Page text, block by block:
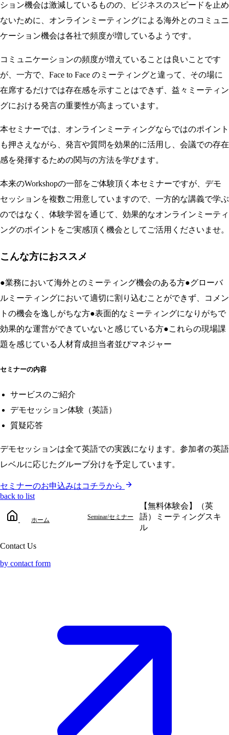
ション機会は激減しているものの、ビジネスのスピードを止め
ないために、オンラインミーティングによる海外とのコミュニ
ケーション機会は各社で頻度が増しているようです。
コミュニケーションの頻度が増えていることは良いことです
が、一方で、Face to Face のミーティングと違って、その場に
在席するだけでは存在感を示すことはできず、益々ミーティン
グにおける発言の重要性が高まっています。
本セミナーでは、オンラインミーティングならではのポイント
も押さえながら、発言や質問を効果的に活用し、会議での存在
感を発揮するための関与の方法を学びます。
本来のWorkshopの一部をご体験頂く本セミナーですが、デモ
セッションを複数ご用意していますので、一方的な講義で学ぶ
のではなく、体験学習を通じて、効果的なオンラインミーティ
ングのポイントをご実感頂く機会としてご活用くださいませ。
こんな方におススメ
●業務において海外とのミーティング機会のある方●グローバ
ルミーティングにおいて適切に割り込むことができず、コメン
トの機会を逸しがちな方●表面的なミーティングになりがちで
効果的な運営ができていないと感じている方●これらの現場課
題を感じている人材育成担当者並びマネジャー
セミナーの内容
サービスのご紹介
デモセッション体験（英語）
質疑応答
デモセッションは全て英語での実践になります。参加者の英語
レベルに応じたグループ分けを予定しています。
セミナーのお申込みはコチラから
back to list
ホーム Seminar/セミナー
【無料体験会】（英
語）ミーティングスキ
ル
Contact Us
by contact form